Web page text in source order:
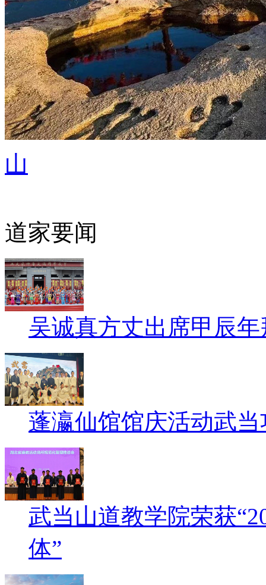
山
道家要闻
吴诚真方丈出席甲辰
蓬瀛仙馆馆庆活动武
武当山道教学院荣获
体”